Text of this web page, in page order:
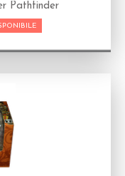
Pathfinder